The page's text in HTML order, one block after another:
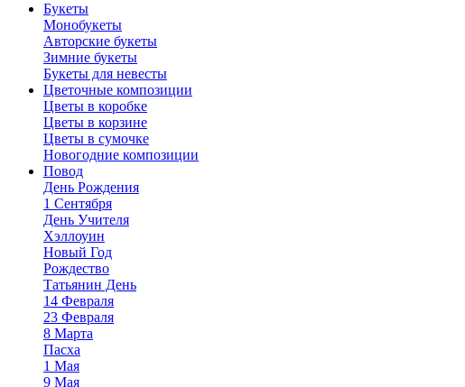
Букеты
Монобукеты
Авторские букеты
Зимние букеты
Букеты для невесты
Цветочные композиции
Цветы в коробке
Цветы в корзине
Цветы в сумочке
Новогодние композиции
Повод
День Рождения
1 Сентября
День Учителя
Хэллоуин
Новый Год
Рождество
Татьянин День
14 Февраля
23 Февраля
8 Марта
Пасха
1 Мая
9 Мая